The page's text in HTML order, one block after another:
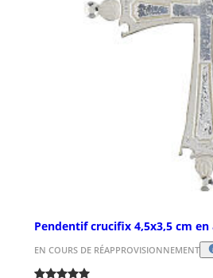
Pendentif crucifix 4,5x3,5 cm en
EN COURS DE RÉAPPROVISIONNEMENT